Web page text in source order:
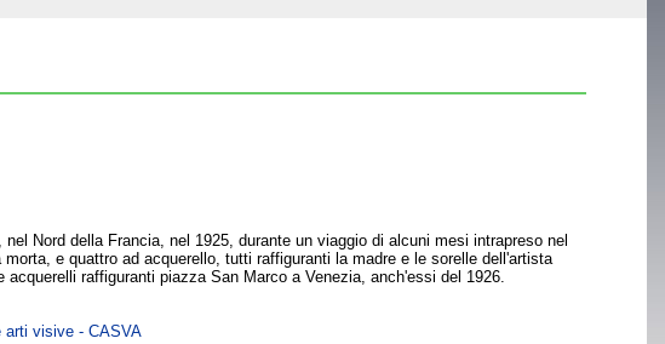
Nord della Francia, nel 1925, durante un viaggio di alcuni mesi intrapreso nel
e quattro ad acquerello, tutti raffiguranti la madre e le sorelle dell'artista
raffiguranti piazza San Marco a Venezia, anch'essi del 1926.
arti visive - CASVA